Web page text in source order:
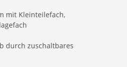
mit Kleinteilefach,
durch zuschaltbares